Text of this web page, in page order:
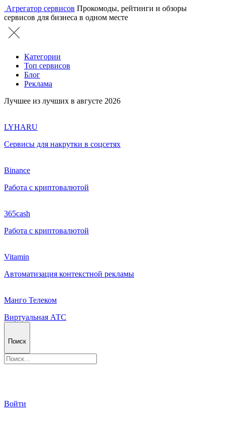
Агрегатор сервисов Прокомоды, рейтинги и обзоры
сервисов для бизнеса в одном месте
Категории
Топ сервисов
Блог
Реклама
Лучшее из лучших в августе 2026
LYHARU
Сервисы для накрутки в соцсетях
Binance
Работа с криптовалютой
365cash
Работа с криптовалютой
Vitamin
Автоматизация контекстной рекламы
Манго Телеком
Виртуальная АТС
Поиск
Войти